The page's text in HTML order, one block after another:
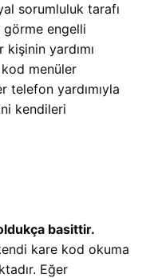
sorumluluk tarafı
görme engelli
yardımı
menüler
telefon yardımıyla
kendileri
basittir.
kare kod okuma
Eğer